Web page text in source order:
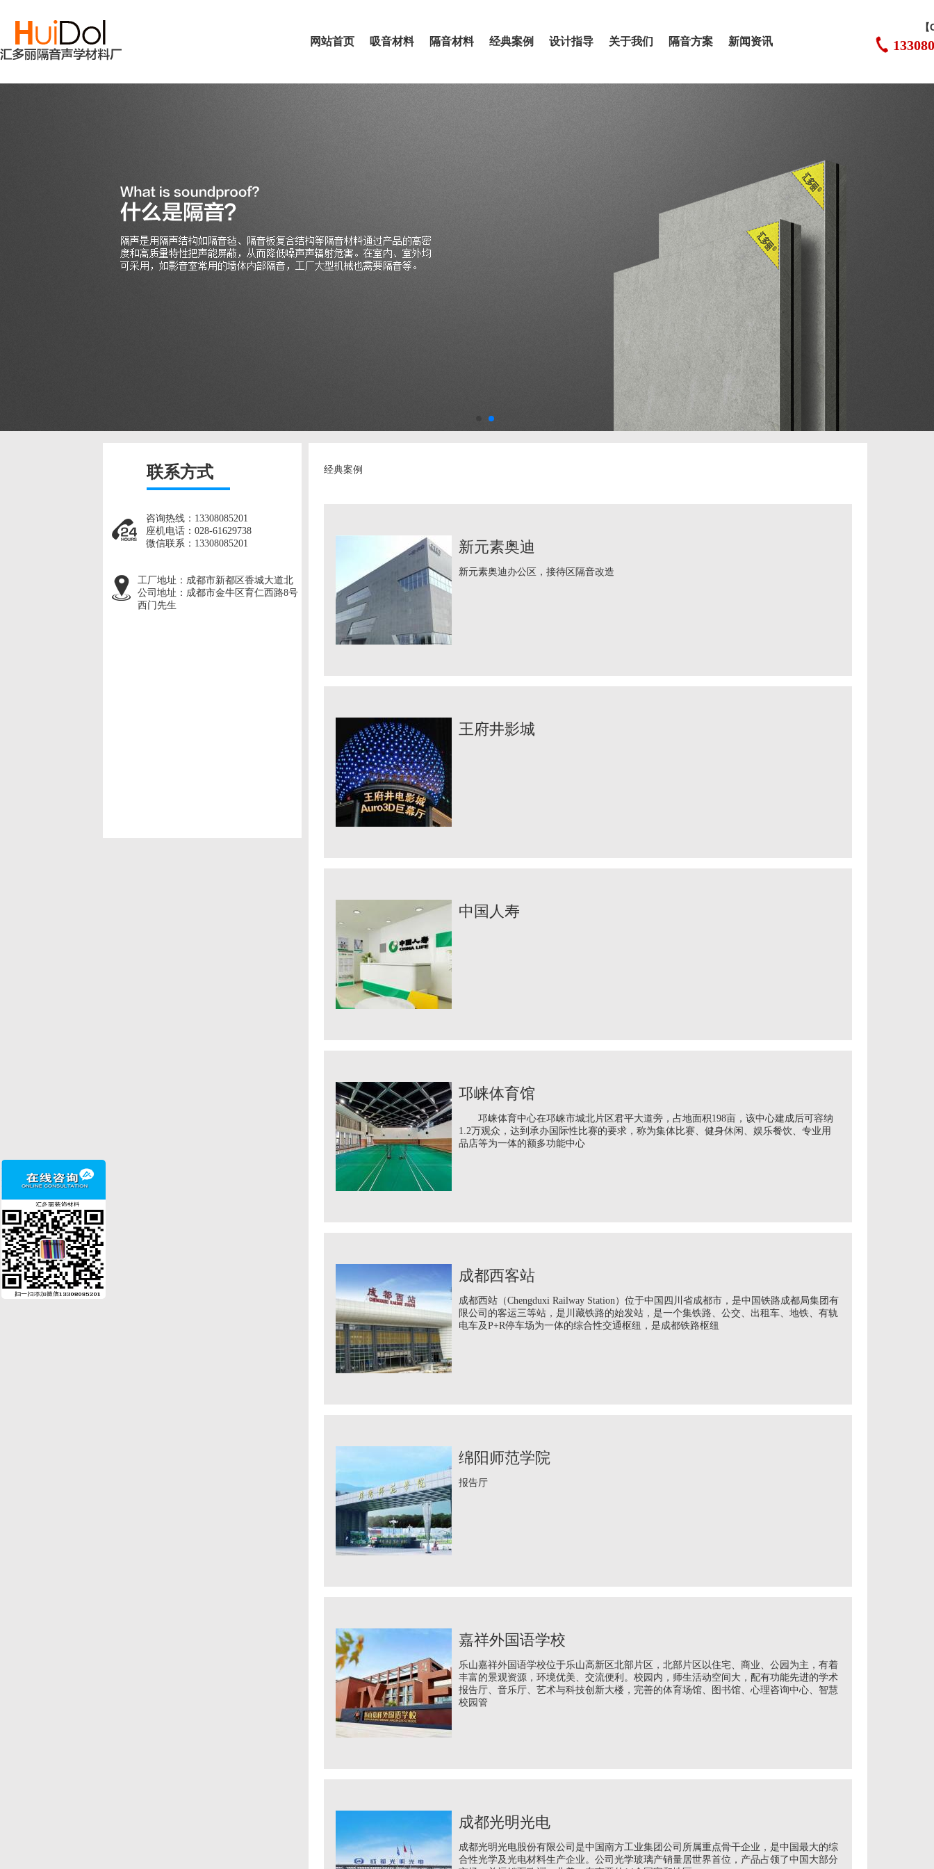
网站首页 吸音材料 隔音材料 经典案例 设计指导 关于我们 隔音方案 新闻资讯
联系方式
咨询热线：13308085201
座机电话：028-61629738
微信联系：13308085201
工厂地址： 成都市新都区香城大道北
公司地址： 成都市金牛区育仁西路8号
西门先生
经典案例
新元素奥迪
新元素奥迪办公区，接待区隔音改造
王府井影城
中国人寿
邛崃体育馆
邛崃体育中心在邛崃市城北片区君平大道旁，占地面积198亩，该中心建成后可容纳
1.2万观众，达到承办国际性比赛的要求，称为集体比赛、健身休闲、娱乐餐饮、专业用
品店等为一体的额多功能中心
成都西客站
成都西站（Chengduxi Railway Station）位于中国四川省成都市，是中国铁路成都局集团有
限公司的客运三等站，是川藏铁路的始发站，是一个集铁路、公交、出租车、地铁、有轨
电车及P+R停车场为一体的综合性交通枢纽，是成都铁路枢纽
绵阳师范学院
报告厅
嘉祥外国语学校
乐山嘉祥外国语学校位于乐山高新区北部片区，北部片区以住宅、商业、公园为主，有着
丰富的景观资源，环境优美、交流便利。校园内，师生活动空间大，配有功能先进的学术
报告厅、音乐厅、艺术与科技创新大楼，完善的体育场馆、图书馆、心理咨询中心、智慧
校园管
成都光明光电
成都光明光电股份有限公司是中国南方工业集团公司所属重点骨干企业，是中国最大的综
合性光学及光电材料生产企业。公司光学玻璃产销量居世界首位，产品占领了中国大部分